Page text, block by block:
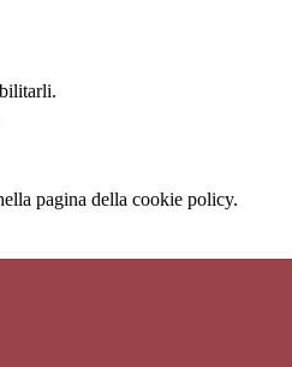
pagina della cookie policy.